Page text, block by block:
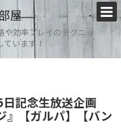
屋
効率プレイのテクニッ
います！
記念生放送企画
』【ガルパ】【バン